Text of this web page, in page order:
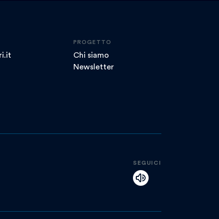
PROGETTO
Chi siamo
Newsletter
SEGUICI